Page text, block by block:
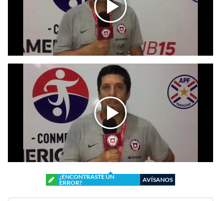
¿ENCONTRASTE UN
ERROR?
AVÍSANOS